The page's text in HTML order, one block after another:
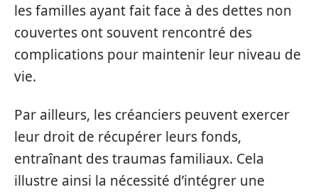
les familles ayant fait face à des dettes non
couvertes ont souvent rencontré des
complications pour maintenir leur niveau de
vie.
Par ailleurs, les créanciers peuvent exercer
leur droit de récupérer leurs fonds,
entraînant des traumas familiaux. Cela
illustre ainsi la nécessité d’intégrer une